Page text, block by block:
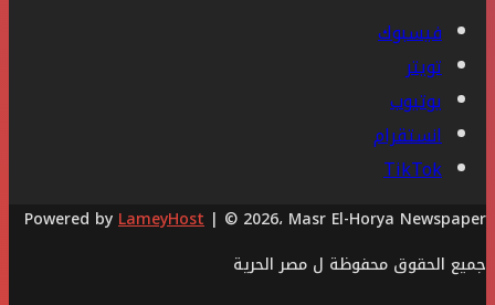
فيسبوك
تويتر
يوتيوب
انستقرام
‫TikTok
Powered byLameyHost | © 2026، Masr El-Horya Newspaper
جميع الحقوق محفوظة ل مصر الحرية